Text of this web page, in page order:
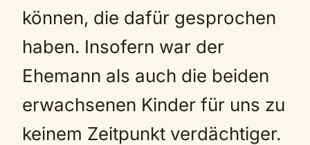
können, die dafür gesprochen
haben. Insofern war der
Ehemann als auch die beiden
erwachsenen Kinder für uns zu
keinem Zeitpunkt verdächtiger.